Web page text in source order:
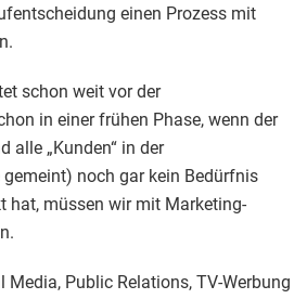
einen Prozess mit
schon weit vor der
in einer frühen Phase, wenn der
alle „Kunden“ in der
noch gar kein Bedürfnis
hat, müssen wir mit Marketing-
Public Relations, TV-Werbung